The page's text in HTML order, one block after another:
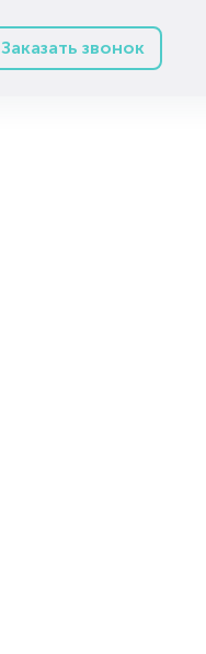
Заказать звонок